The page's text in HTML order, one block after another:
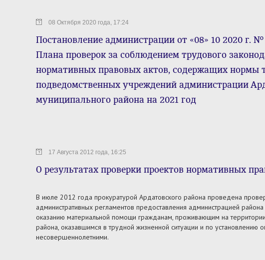
08 Октября 2020 года, 17:24
Постановление администрации от «08» 10 2020 г.
Плана проверок за соблюдением трудового
нормативных правовых актов, содержащих нормы
подведомственных учреждений администрации
муниципального района на 2021 год
17 Августа 2012 года, 16:25
О результатах проверки проектов нормативных
В июле 2012 года прокуратурой Ардатовского района проведена
административных регламентов предоставления администрацией
оказанию материальной помощи гражданам, проживающим на
района, оказавшимся в трудной жизненной ситуации и по установлению
несовершеннолетними.